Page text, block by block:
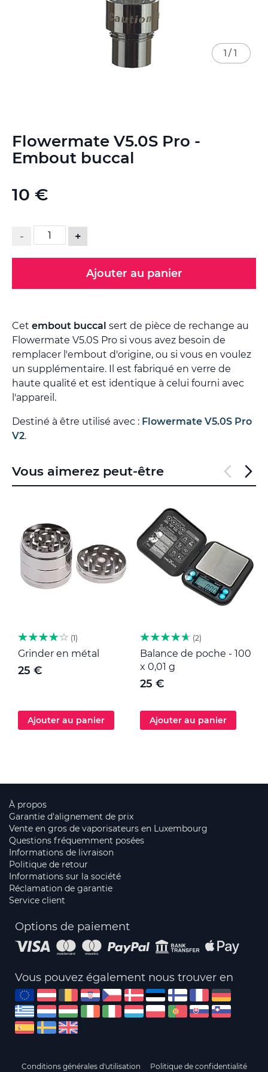
Flowermate V5.0S Pro -
Embout buccal
10 €
- +
Ajouter au panier
Cet embout buccal sert de pièce de rechange au
Flowermate V5.0S Pro si vous avez besoin de
remplacer l'embout d'origine, ou si vous en voulez
un supplémentaire. Il est fabriqué en verre de
haute qualité et est identique à celui fourni avec
l'appareil.
Destiné à être utilisé avec : Flowermate V5.0S Pro
V2.
1 / 1
to
the
beginning
the
images
Vous aimerez peut-être
1
Grinder en métal
25 €
Ajouter au panier
2
Balance de poche - 100
x 0,01 g
25 €
Ajouter au panier
À propos
Garantie d'alignement de prix
Vente en gros de vaporisateurs en Luxembourg
Questions fréquemment posées
Informations de livraison
Politique de retour
Informations sur la société
Réclamation de garantie
Service client
Options de paiement
Vous pouvez également nous trouver en
Conditions générales d'utilisation Politique de confidentialité